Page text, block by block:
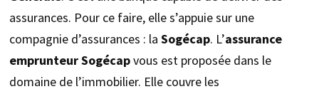
assurances. Pour ce faire, elle s’appuie sur une
compagnie d’assurances : la Sogécap. L’assurance
emprunteur Sogécapvous est proposée dans le
domaine de l’immobilier. Elle couvre les